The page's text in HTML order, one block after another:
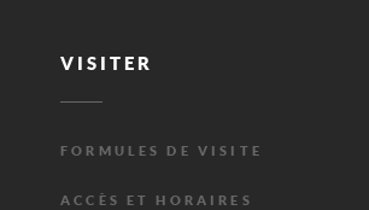
VISITER
FORMULES DE VISITE
ACCÈS ET HORAIRES